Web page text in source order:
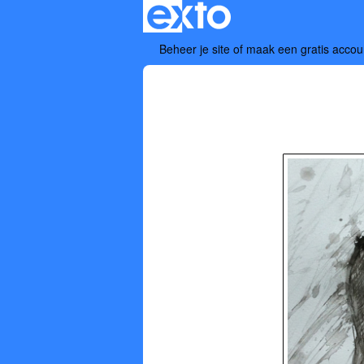
Beheer je site of maak een gratis